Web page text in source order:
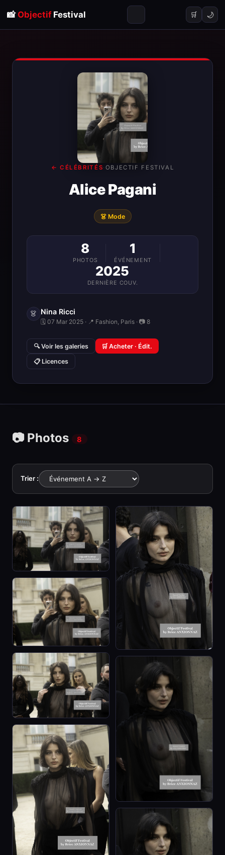
📸 ObjectifFestival 🛒 🌙
← CÉLÉBRITÉS· OBJECTIF FESTIVAL
Alice Pagani
👗 Mode
8
PHOTOS
1
ÉVÉNEMENT
2025
DERNIÈRE COUV.
👗 Nina Ricci
🗓 07 Mar 2025 · 📍 Fashion, Paris · 📷 8
🔍 Voir les galeries 🛒 Acheter · Édit.
📋 Licences
📷 Photos 8
Trier :